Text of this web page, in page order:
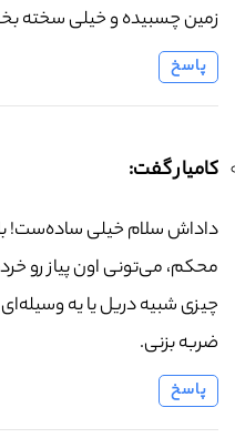
زمین چسبیده و خیلی سخته
پاسخ
کامیار گفت:
داداش سلام خیلی ساده‌ست!
محکم، می‌تونی اون پیاز رو
چیزی شبیه دریل یا یه
ضربه بزنی.
پاسخ